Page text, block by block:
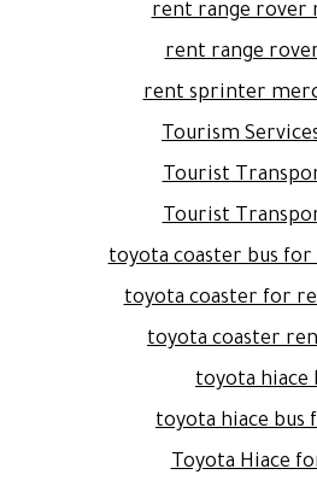
rent range rover
rent range
rent sprinter
Tourism
Tourist
Tourist
toyota coaster bus
toyota coaster for
toyota coaster
toyota hiace
toyota hiace bus
Toyota Hiace